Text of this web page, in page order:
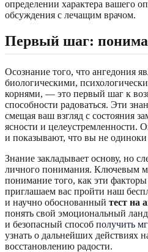
определении характера вашего
обсуждения с лечащим врачом.
Первый шаг:
Осознание того, что ангедония
биологическими,
корнями, — это первый шаг к
способности радоваться. Эти
смещая ваш взгляд с состояния
ясности и
и показывают, что вы не одиноки
Знание закладывает основу, но
личного понимания. Ключевым
понимание того, как эти
приглашаем вас пройти наш
и научно обоснованный тест на
понять свой эмоциональный
и безопасный способ получить
узнать о дальнейших действиях
восстановлению радости.